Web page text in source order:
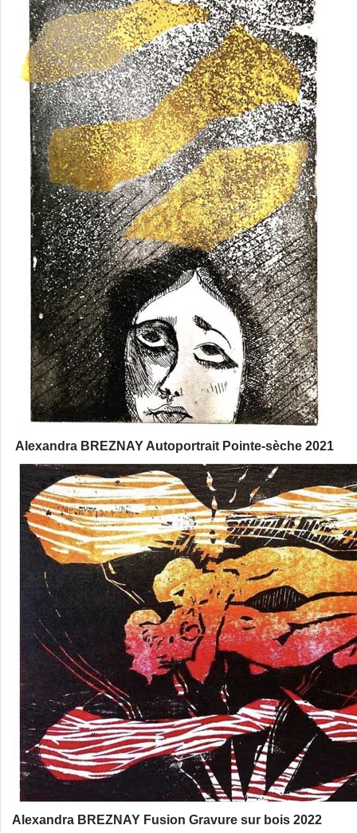
Alexandra BREZNAY Autoportrait Pointe-sèche 2021
Alexandra BREZNAY Fusion Gravure sur bois 2022